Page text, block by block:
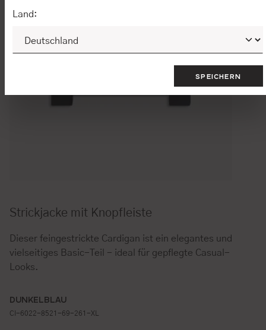
Strickjacke mit Knopfleiste
Dieser feingestrickte Cardigan ist ein elegantes und
vielseitiges Basic-Teil - ideal für gepflegte Casual-
Looks.
DUNKELBLAU
CI-6022-8521-69-261-XL
Land:
SPEICHERN